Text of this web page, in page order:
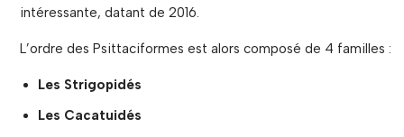
intéressante, datant de 2016.
L’ordre des Psittaciformes est alors composé de 4 familles :
Les Strigopidés
Les Cacatuidés